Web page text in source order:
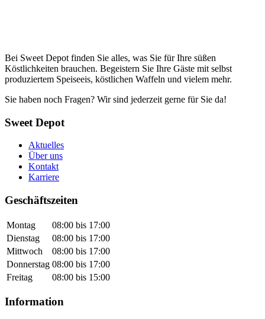
Bei Sweet Depot finden Sie alles, was Sie für Ihre süßen
Köstlichkeiten brauchen. Begeistern Sie Ihre Gäste mit selbst
produziertem Speiseeis, köstlichen Waffeln und vielem mehr.
Sie haben noch Fragen? Wir sind jederzeit gerne für Sie da!
Sweet Depot
Aktuelles
Über uns
Kontakt
Karriere
Geschäftszeiten
Montag
08:00 bis 17:00
Dienstag
08:00 bis 17:00
Mittwoch
08:00 bis 17:00
Donnerstag 08:00 bis 17:00
Freitag
08:00 bis 15:00
Information